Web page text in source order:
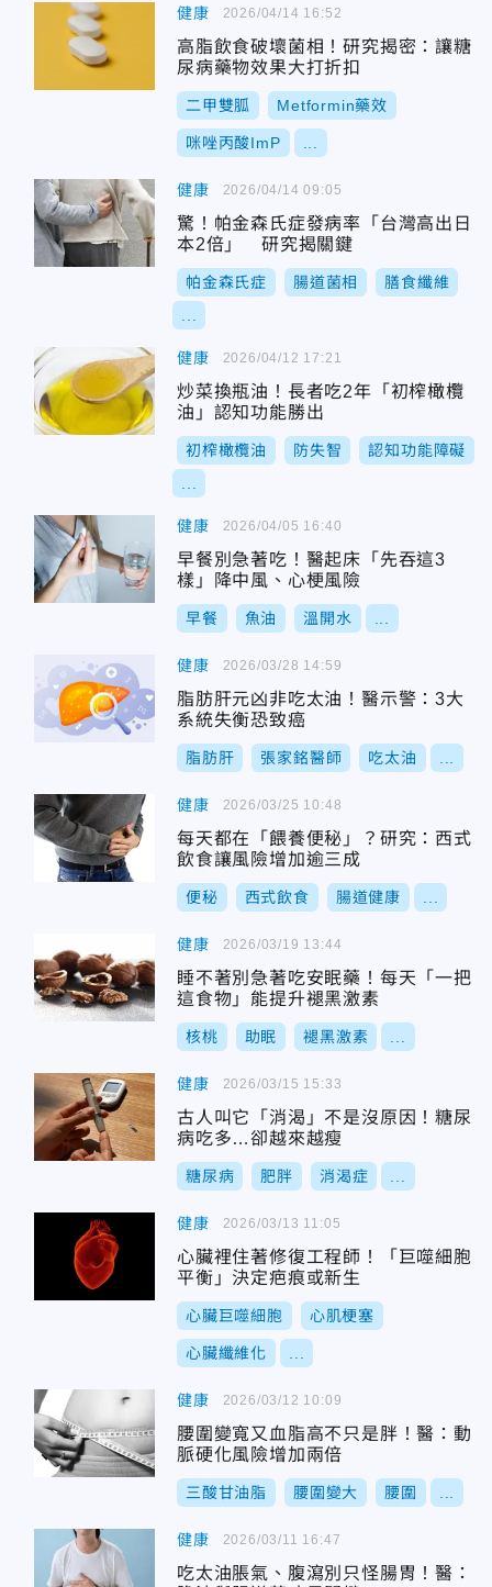
健康
高脂飲食破壞菌相！研究揭密：讓糖
尿病藥物效果大打折扣
二甲雙胍 Metformin藥效
咪唑丙酸ImP
2026/04/14 16:52
健康
驚！帕金森氏症發病率「台灣高出日
本2倍」 研究揭關鍵
帕金森氏症 腸道菌相 膳食纖維
2026/04/14 09:05
健康
炒菜換瓶油！長者吃2年「初榨橄欖
油」認知功能勝出
初榨橄欖油 防失智 認知功能障礙
2026/04/12 17:21
健康
早餐別急著吃！醫起床「先吞這3
樣」降中風、心梗風險
早餐 魚油 溫開水
2026/04/05 16:40
健康
脂肪肝元凶非吃太油！醫示警：3大
系統失衡恐致癌
脂肪肝 張家銘醫師 吃太油
2026/03/28 14:59
健康
每天都在「餵養便秘」？研究：西式
飲食讓風險增加逾三成
便秘 西式飲食 腸道健康
2026/03/25 10:48
健康
睡不著別急著吃安眠藥！每天「一把
這食物」能提升褪黑激素
核桃 助眠 褪黑激素
2026/03/19 13:44
健康
古人叫它「消渴」不是沒原因！糖尿
病吃多…卻越來越瘦
糖尿病 肥胖 消渴症
2026/03/15 15:33
健康
心臟裡住著修復工程師！「巨噬細胞
平衡」決定疤痕或新生
心臟巨噬細胞 心肌梗塞
心臟纖維化
2026/03/13 11:05
健康
腰圍變寬又血脂高不只是胖！醫：動
脈硬化風險增加兩倍
三酸甘油脂 腰圍變大 腰圍
2026/03/12 10:09
健康
吃太油脹氣、腹瀉別只怪腸胃！醫：
2026/03/11 16:47